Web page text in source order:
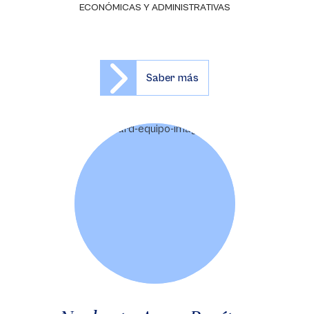
ECONÓMICAS Y ADMINISTRATIVAS
Saber más